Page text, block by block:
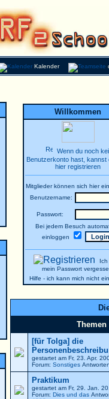
Kalender
Willkommen
Wenn du noch
Benutzerkonto hast, kannst
hier registrieren
Mitglieder können sich hier
Benutzername:
Passwort:
Bei jedem Besuch
einloggen
mein Passwort
Hilfe - ich kann mich nicht
Themen
[für Tolga] die
gestartet am Fr, 23. Apr.
Forum: Sonstiges
Praktikum
gestartet am Fr, 29. Jan.
Forum: Dies und das